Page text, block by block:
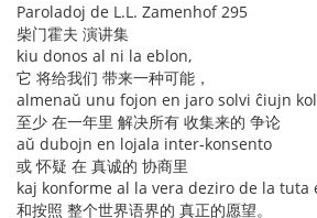
Paroladoj de L.L. Zamenhof 295
柴门霍夫 演讲集
kiu donos al ni la eblon,
它 将给我们 带来一种可能，
almenaŭ unu fojon en jaro solvi ĉiujn
至少 在一年里 解决所有 收集来的 争论
aŭ dubojn en lojala inter-konsento
或 怀疑 在 真诚的 协商里
kaj konforme al la vera deziro de la tuta
和按照 整个世界语界的 真正的愿望。